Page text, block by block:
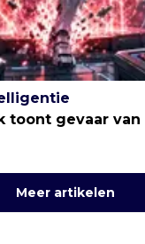
toont gevaar
Meer artikelen